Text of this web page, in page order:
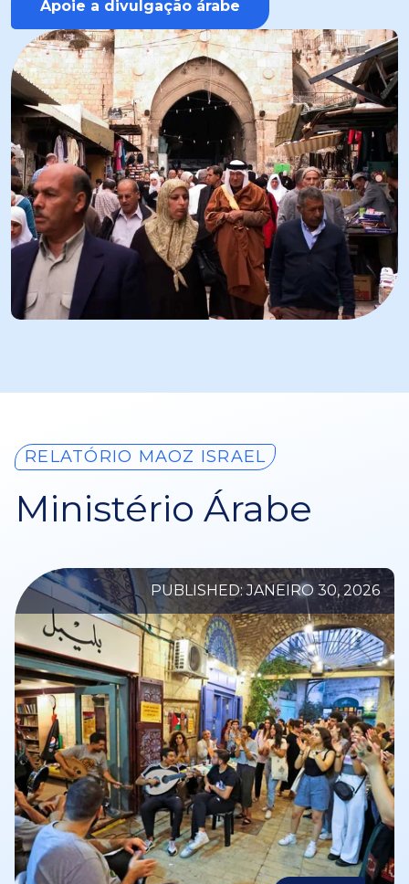
Apoie a divulgação árabe
RELATÓRIO MAOZ ISRAEL
Ministério Árabe
PUBLISHED: JANEIRO 30, 2026